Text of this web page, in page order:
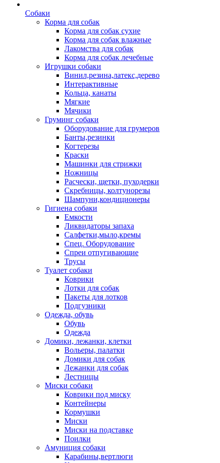
Собаки
Корма для собак
Корма для собак сухие
Корма для собак влажные
Лакомства для собак
Корма для собак лечебные
Игрушки собаки
Винил,резина,латекс,дерево
Интерактивные
Кольца, канаты
Мягкие
Мячики
Груминг собаки
Оборудование для грумеров
Банты,резинки
Когтерезы
Краски
Машинки для стрижки
Ножницы
Расчески, щетки, пуходерки
Скребницы, колтунорезы
Шампуни,кондиционеры
Гигиена собаки
Емкости
Ликвидаторы запаха
Салфетки,мыло,кремы
Спец. Оборудование
Спреи отпугивающие
Трусы
Туалет собаки
Коврики
Лотки для собак
Пакеты для лотков
Подгузники
Одежда, обувь
Обувь
Одежда
Домики, лежанки, клетки
Вольеры, палатки
Домики для собак
Лежанки для собак
Лестницы
Миски собаки
Коврики под миску
Контейнеры
Кормушки
Миски
Миски на подставке
Поилки
Амуниция собаки
Карабины,вертлюги